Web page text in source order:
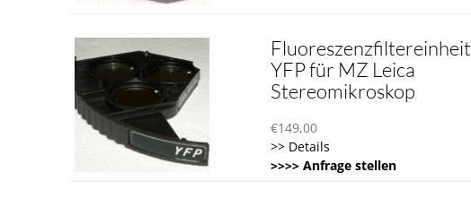
Fluoreszenzfiltereinheit
YFP für MZ Leica
Stereomikroskop
€149,00
>> Details
>>>> Anfrage stellen